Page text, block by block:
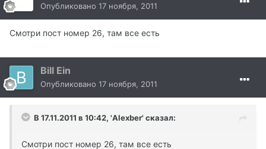
Опубликовано 17 ноября, 2011
Смотри пост номер 26, там все есть
Bill Ein
Опубликовано 17 ноября, 2011
В 17.11.2011 в 10:42, 'Alexber' сказал:
Смотри пост номер 26, там все есть